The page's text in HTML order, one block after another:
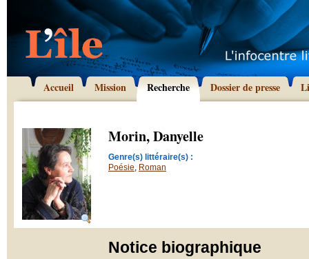
Accueil Mission Recherche Dossier de presse
Morin, Danyelle
Genre(s) littéraire(s) :
Poésie, Roman
Notice biographique